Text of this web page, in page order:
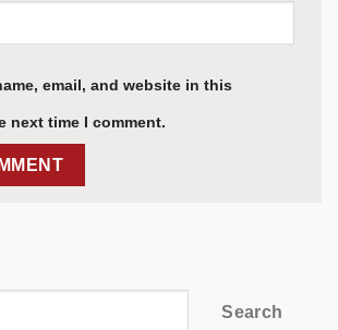
email, and website in this
next time I comment.
Search